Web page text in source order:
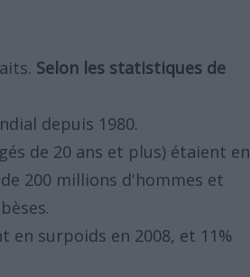
Selon les statistiques de
depuis 1980.
de 20 ans et plus) étaient en
200 millions d'hommes et
en surpoids en 2008, et 11%